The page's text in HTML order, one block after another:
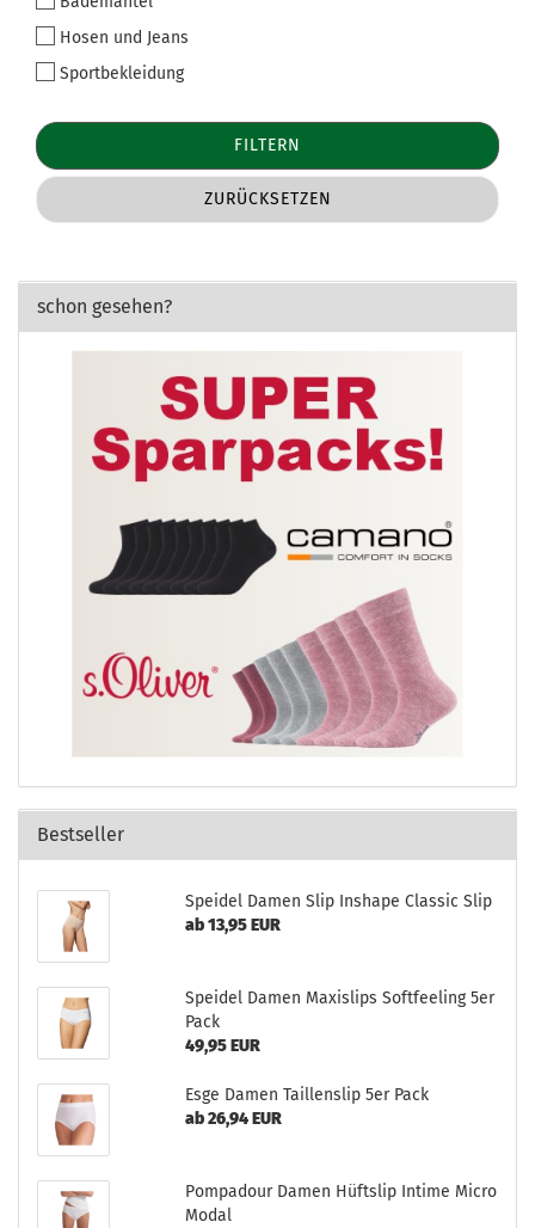
Hosen und Jeans
Sportbekleidung
FILTERN
ZURÜCKSETZEN
schon gesehen?
Bestseller
Speidel Damen Slip Inshape Classic Slip
ab 13,95 EUR
Speidel Damen Maxislips Softfeeling 5er
Pack
49,95 EUR
Esge Damen Taillenslip 5er Pack
ab 26,94 EUR
Pompadour Damen Hüftslip Intime Micro
Modal